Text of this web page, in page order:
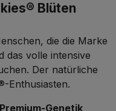
Blüten
die die Marke
das volle intensive
Der natürliche
Enthusiasten.
Genetik